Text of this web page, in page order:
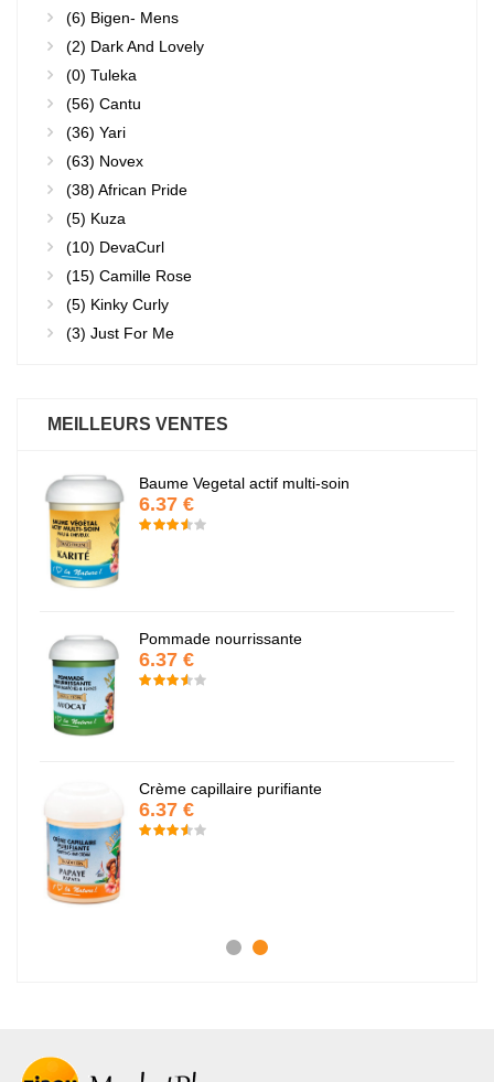
(6) Bigen- Mens
(2) Dark And Lovely
(0) Tuleka
(56) Cantu
(36) Yari
(63) Novex
(38) African Pride
(5) Kuza
(10) DevaCurl
(15) Camille Rose
(5) Kinky Curly
(3) Just For Me
MEILLEURS VENTES
Baume Vegetal actif multi-soin
6.37 €
Pommade nourrissante
6.37 €
Crème capillaire purifiante
6.37 €